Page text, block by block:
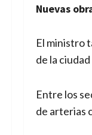
Nuevas
El ministro
de la
Entre los
de arterias